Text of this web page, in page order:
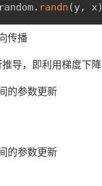
random . randn ( y , x )
传播
导，即利用梯度下
的参数更新
的参数更新